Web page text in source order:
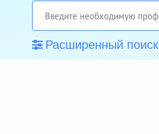
Расширенный поиск